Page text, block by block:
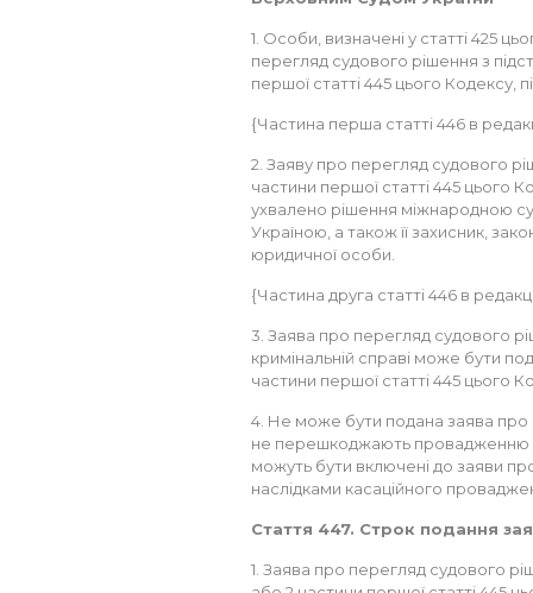
1. Особи, визначені у статті 425
перегляд судового рішення з
першої статті 445 цього Кодексу,
{Частина перша статті 446 в
2. Заяву про перегляд судового
частини першої статті 445 цього
ухвалено рішення міжнародною
Україною, а також її захисник,
юридичної особи.
{Частина друга статті 446 в
3. Заява про перегляд судового
кримінальній справі може бути
частини першої статті 445 цього
4. Не може бути подана заява про
не перешкоджають провадженню
можуть бути включені до заяви
наслідками касаційного
Стаття 447. Строк подання
1. Заява про перегляд судового